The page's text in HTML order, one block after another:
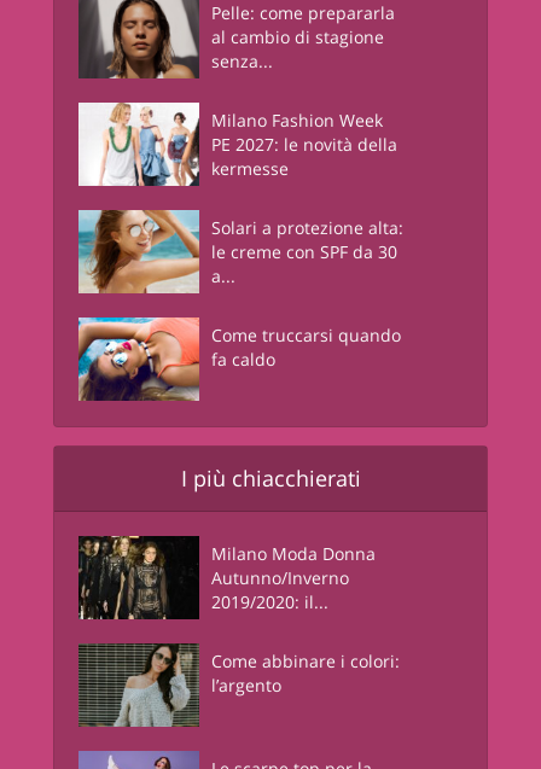
Pelle: come prepararla
al cambio di stagione
senza...
Milano Fashion Week
PE 2027: le novità della
kermesse
Solari a protezione alta:
le creme con SPF da 30
a...
Come truccarsi quando
fa caldo
I più chiacchierati
Milano Moda Donna
Autunno/Inverno
2019/2020: il...
Come abbinare i colori:
l’argento